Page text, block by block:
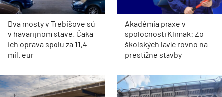
Dva mosty v Trebišove sú
v havarijnom stave. Čaká
ich oprava spolu za 11,4
mil. eur
Akadémia praxe v
spoločnosti Klimak: Zo
školských lavíc rovno na
prestížne stavby